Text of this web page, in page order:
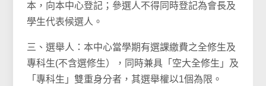
本，向本中心登記；參選人不得同時登記為會長及
學生代表候選人。
三、選舉人：本中心當學期有選課繳費之全修生及
專科生(不含選修生），同時兼具「空大全修生」及
「專科生」雙重身分者，其選舉權以1個為限。